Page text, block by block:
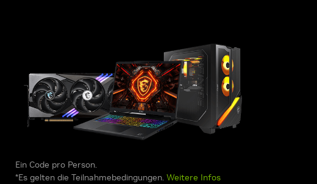
Ein Code pro Person.
*Es gelten die Teilnahmebedingungen. Weitere Infos